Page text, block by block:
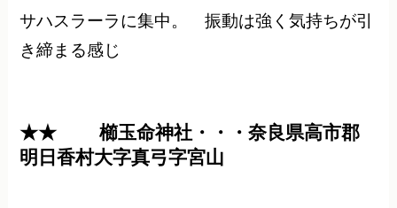
サハスラーラに集中。 振動は強く気持ちが引
き締まる感じ
★★ 櫛玉命神社・・・奈良県高市郡
明日香村大字真弓字宮山